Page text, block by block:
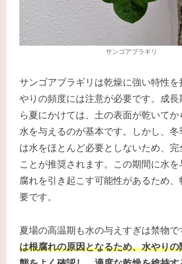
サンゴアブラギリ
サンゴアブラギリは乾燥に強い特性を
やりの頻度には注意が必要です。成長
ら夏にかけては、土の表面が乾いてか
水を与えるのが基本です。しかし、冬
は水をほとんど必要としないため、完
ことが推奨されます。この期間に水を
腐れを引き起こす可能性があるため
要です。
夏場の高温期も水の与えすぎは禁物で
は根腐れの原因となるため、水やりの